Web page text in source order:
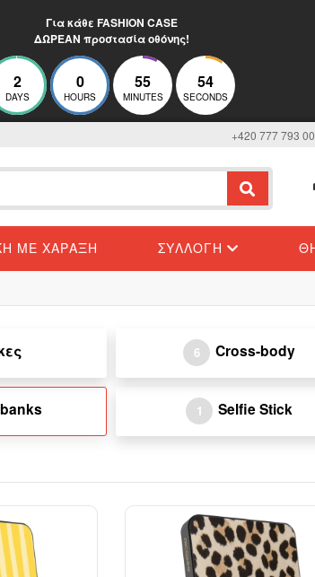
Για κάθε FASHION CASE
ΔΩΡΕΑΝ προστασία οθόνης!
2
DAYS
0
HOURS
55
MINUTES
53
SECONDS
+420 777 793
ΜΕ ΧΆΡΑΞΗ ΣΥΛΛΟΓΉ
6 Cross-body
1 Selfie Stick